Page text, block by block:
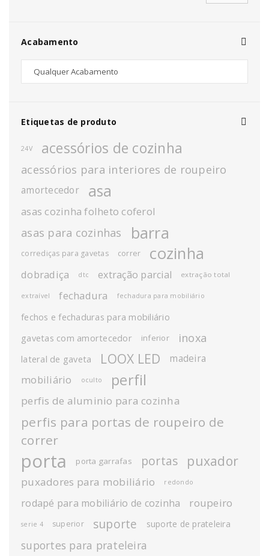
Acabamento
Etiquetas de produto
24V acessórios de cozinha
acessórios para interiores de roupeiro
amortecedor asa
asas cozinha folheto coferol
asas para cozinhas barra
corrediças para gavetas correr cozinha
dobradiça dtc extração parcial extração total
extraível fechadura fechadura para mobiliário
fechos e fechaduras para mobiliário
gavetas com amortecedor
inferior inoxa
lateral de gaveta LOOX LED madeira
mobiliário oculto perfil
perfis de aluminio para cozinha
perfis para portas de roupeiro de
correr
porta porta garrafas portas puxador
puxadores para mobiliário redondo
rodapé para mobiliário de cozinha roupeiro
serie 4 superior suporte suporte de prateleira
suportes para prateleira